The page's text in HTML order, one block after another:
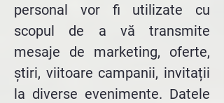
personal vor fi utilizate cu
scopul de a vă transmite
mesaje de marketing, oferte,
știri, viitoare campanii, invitații
la diverse evenimente. Datele